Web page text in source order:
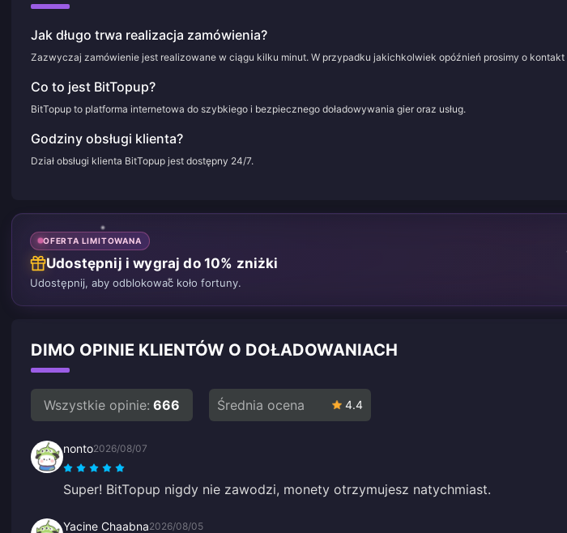
Jak długo trwa realizacja zamówienia?
Zazwyczaj zamówienie jest realizowane w ciągu kilku minut. W przypadku jakichkolwiek opóźnień prosimy o kontakt
Co to jest BitTopup?
BitTopup to platforma internetowa do szybkiego i bezpiecznego doładowywania gier oraz usług.
Godziny obsługi klienta?
Dział obsługi klienta BitTopup jest dostępny 24/7.
OFERTA LIMITOWANA
Udostępnij i wygraj do 10% zniżki
Udostępnij, aby odblokować koło fortuny.
DIMO OPINIE KLIENTÓW O DOŁADOWANIACH
Wszystkie opinie: 666 Średnia ocena 4.4
nonto2026/08/07
Super! BitTopup nigdy nie zawodzi, monety otrzymujesz natychmiast.
Yacine Chaabna2026/08/05